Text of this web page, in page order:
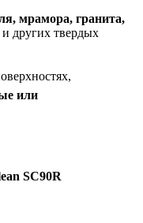
мрамора, гранита,
и других твердых
или
SC90R